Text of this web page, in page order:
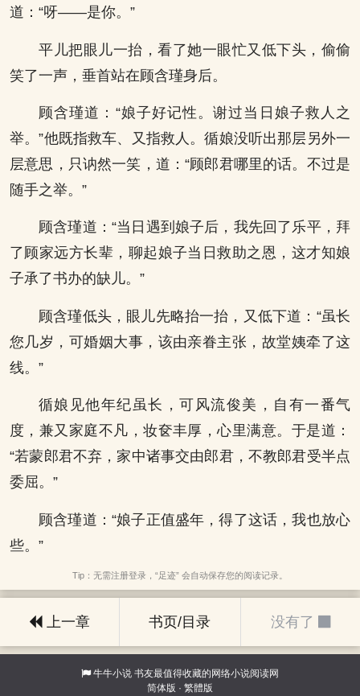
道：“呀——是你。”
平儿把眼儿一抬，看了她一眼忙又低下头，偷偷
笑了一声，垂首站在顾含瑾身后。
顾含瑾道：“娘子好记性。谢过当日娘子救人之
举。”他既指救车、又指救人。循娘没听出那层另外一
层意思，只讷然一笑，道：“顾郎君哪里的话。不过是
随手之举。”
顾含瑾道：“当日遇到娘子后，我先回了乐平，拜
了顾家远方长辈，聊起娘子当日救助之恩，这才知娘
子承了书办的缺儿。”
顾含瑾低头，眼儿先略抬一抬，又低下道：“虽长
您几岁，可婚姻大事，该由亲眷主张，故堂姨牵了这
线。”
循娘见他年纪虽长，可风流俊美，自有一番气
度，兼又家庭不凡，妆奁丰厚，心里满意。于是道：
“若蒙郎君不弃，家中诸事交由郎君，不教郎君受半点
委屈。”
顾含瑾道：“娘子正值盛年，得了这话，我也放心
些。”
Tip：无需注册登录，“足迹” 会自动保存您的阅读记录。
上一章 书页/目录 没有了
牛牛小说 书友最值得收藏的网络小说阅读网
简体版 · 繁體版